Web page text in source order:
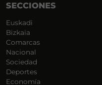
SECCIONES
Euskadi
Bizkaia
Comarcas
Nacional
Sociedad
Deportes
Economía